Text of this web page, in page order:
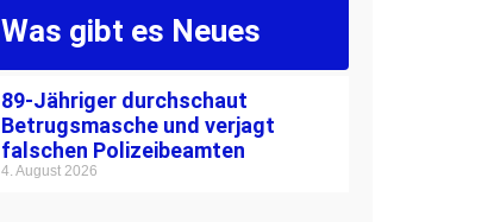
Was gibt es Neues
89-Jähriger durchschaut
Betrugsmasche und verjagt
falschen Polizeibeamten
4. August 2026